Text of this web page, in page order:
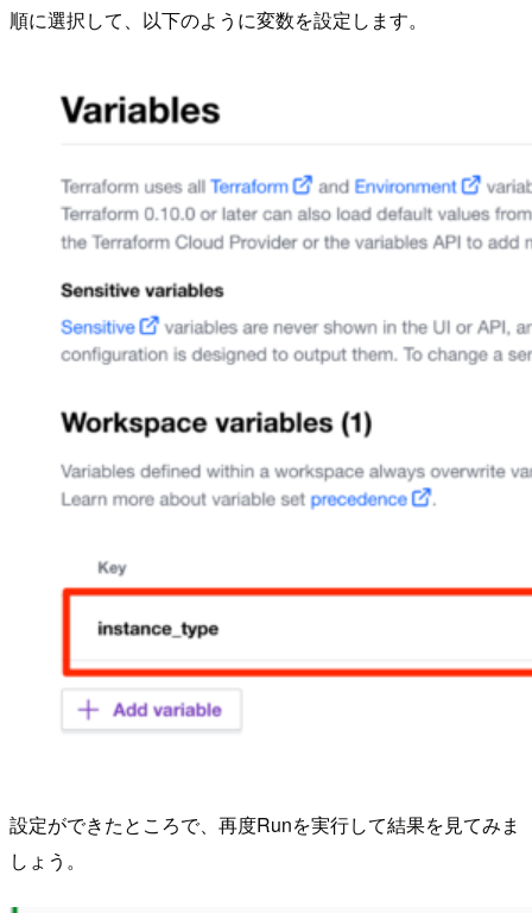
順に選択して、以下のように変数を設定します。
設定ができたところで、再度Runを実行して結果を見てみま
しょう。